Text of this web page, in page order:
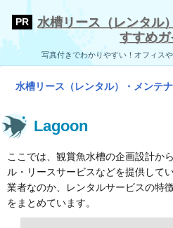
水槽リース（レンタル
すすめガ
写真付きでわかりやすい！オフィス
水槽リース（レンタル）・メンテ
Lagoon
ここでは、観賞魚水槽の企画設計か
ル・リースサービスなどを提供して
業者なのか、レンタルサービスの特
をまとめています。